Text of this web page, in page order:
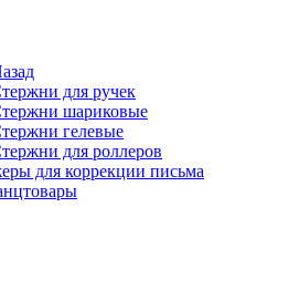
для ручек
шариковые
гелевые
для роллеров
для коррекции письма